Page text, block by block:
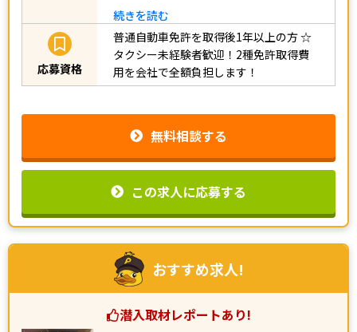
続きを読む
応募資格
普通自動車免許を取得後1年以上の方☆
タクシー未経験者歓迎！2種免許取得費
用を会社で全額負担します！
無料相談する
この求人に応募する
おすすめ求人!
潜入取材レポートあり!